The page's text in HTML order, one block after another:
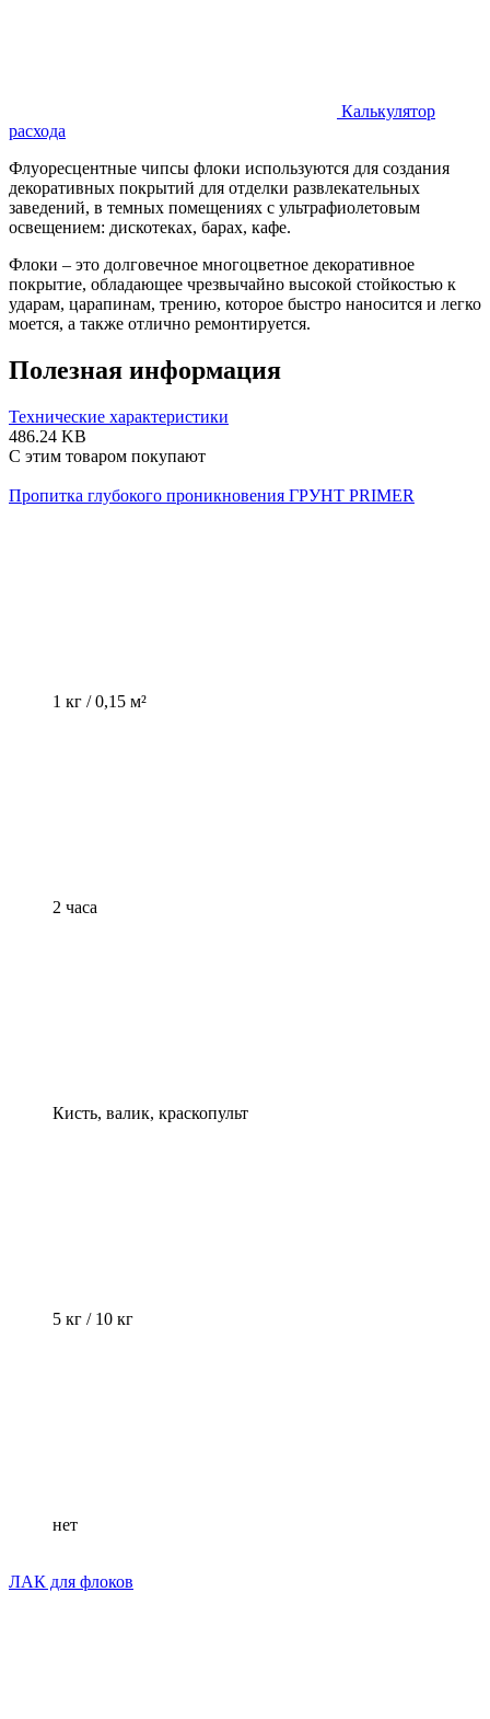
Калькулятор
расхода
Флуоресцентные чипсы флоки используются для создания
декоративных покрытий для отделки развлекательных
заведений, в темных помещениях с ультрафиолетовым
освещением: дискотеках, барах, кафе.
Флоки – это долговечное многоцветное декоративное
покрытие, обладающее чрезвычайно высокой стойкостью к
ударам, царапинам, трению, которое быстро наносится и легко
моется, а также отлично ремонтируется.
Полезная информация
Технические характеристики
486.24 KB
С этим товаром покупают
Пропитка глубокого проникновения ГРУНТ PRIMER
1 кг / 0,15 м²
2 часа
Кисть, валик, краскопульт
5 кг / 10 кг
нет
ЛАК для флоков